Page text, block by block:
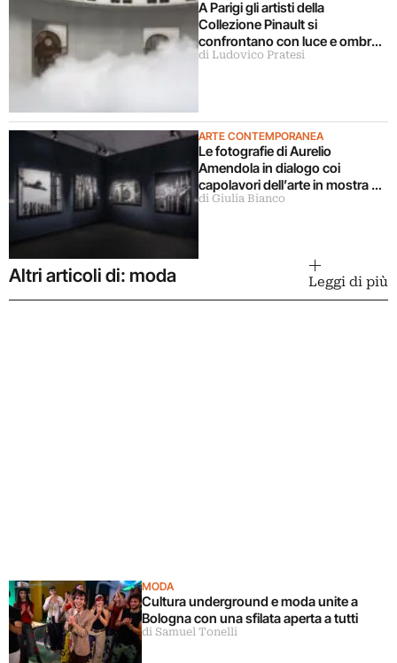
A Parigi gli artisti della
Collezione Pinault si
confrontano con luce e ombra
in una grande mostra
di Ludovico Pratesi
ARTE CONTEMPORANEA
Le fotografie di Aurelio
Amendola in dialogo coi
capolavori dell’arte in mostra a
Milano
di Giulia Bianco
Altri articoli di: moda Leggi di più
MODA
Cultura underground e moda unite a
Bologna con una sfilata aperta a tutti
di Samuel Tonelli